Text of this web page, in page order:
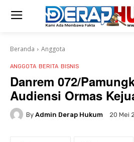
Beranda Anggota
ANGGOTA BERITA BISNIS
Danrem 072/
Audiensi Ormas
By Admin Derap Hukum 20 Mei